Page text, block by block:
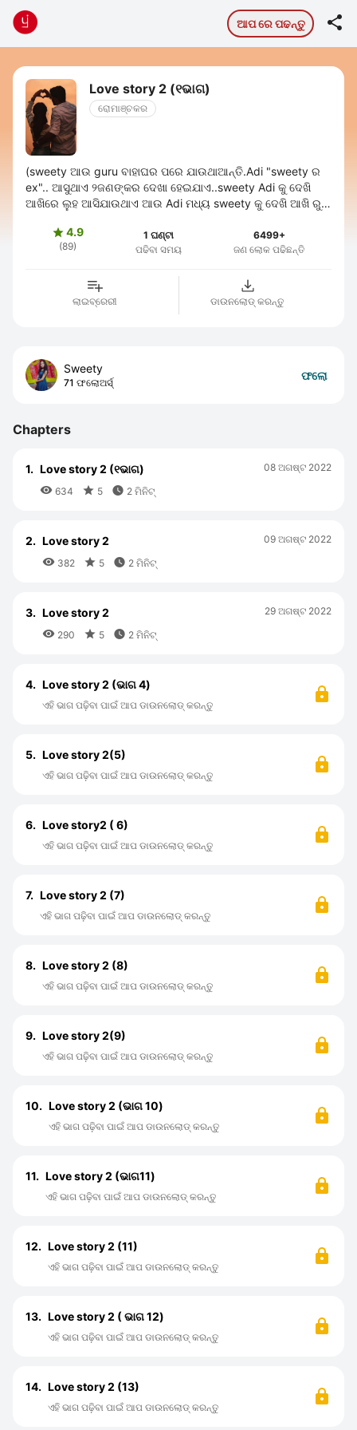
ଆପ ରେ ପଢନ୍ତୁ 
Love story 2 (୧ଭାଗ)
ରୋମାଞ୍ଚକର
(sweety ଆଉ guru ବାହାଘର ପରେ ଯାଉଥାଆନ୍ତି.Adi "sweety ର
ex".. ଆସୁଥାଏ ୨ଜଣଙ୍କର ଦେଖା ହେଇଯାଏ..sweety Adi କୁ ଦେଖି
ଆଖିରେ ଲୁହ ଆସିଯାଉଥାଏ ଆଉ Adi ମଧ୍ୟ sweety କୁ ଦେଖି ଆଖି ରୁ
4.9
(89)
1 ଘଣ୍ଟା
ପଢିବା ସମୟ
6499+
ଜଣ ଲୋକ ପଢିଛନ୍ତି
ଲାଇବ୍ରେରୀ ଡାଉନଲୋଡ୍ କରନ୍ତୁ
Sweety
71 ଫଲୋଅର୍ସ୍
ଫଲୋ
Chapters
1. Love story 2 (୧ଭାଗ)
 634  5  2 ମିନିଟ୍
08 ଅଗଷ୍ଟ 2022
2. Love story 2
 382  5  2 ମିନିଟ୍
09 ଅଗଷ୍ଟ 2022
3. Love story 2
 290  5  2 ମିନିଟ୍
29 ଅଗଷ୍ଟ 2022
4. Love story 2 (ଭାଗ 4)
ଏହି ଭାଗ ପଢ଼ିବା ପାଇଁ ଆପ ଡାଉନଲୋଡ୍ କରନ୍ତୁ
5. Love story 2(5)
ଏହି ଭାଗ ପଢ଼ିବା ପାଇଁ ଆପ ଡାଉନଲୋଡ୍ କରନ୍ତୁ
6. Love story2 ( 6)
ଏହି ଭାଗ ପଢ଼ିବା ପାଇଁ ଆପ ଡାଉନଲୋଡ୍ କରନ୍ତୁ
7. Love story 2 (7)
ଏହି ଭାଗ ପଢ଼ିବା ପାଇଁ ଆପ ଡାଉନଲୋଡ୍ କରନ୍ତୁ
8. Love story 2 (8)
ଏହି ଭାଗ ପଢ଼ିବା ପାଇଁ ଆପ ଡାଉନଲୋଡ୍ କରନ୍ତୁ
9. Love story 2(9)
ଏହି ଭାଗ ପଢ଼ିବା ପାଇଁ ଆପ ଡାଉନଲୋଡ୍ କରନ୍ତୁ
10. Love story 2 (ଭାଗ 10)
ଏହି ଭାଗ ପଢ଼ିବା ପାଇଁ ଆପ ଡାଉନଲୋଡ୍ କରନ୍ତୁ
11. Love story 2 (ଭାଗ11)
ଏହି ଭାଗ ପଢ଼ିବା ପାଇଁ ଆପ ଡାଉନଲୋଡ୍ କରନ୍ତୁ
12. Love story 2 (11)
ଏହି ଭାଗ ପଢ଼ିବା ପାଇଁ ଆପ ଡାଉନଲୋଡ୍ କରନ୍ତୁ
13. Love story 2 ( ଭାଗ 12)
ଏହି ଭାଗ ପଢ଼ିବା ପାଇଁ ଆପ ଡାଉନଲୋଡ୍ କରନ୍ତୁ
14. Love story 2 (13)
ଏହି ଭାଗ ପଢ଼ିବା ପାଇଁ ଆପ ଡାଉନଲୋଡ୍ କରନ୍ତୁ